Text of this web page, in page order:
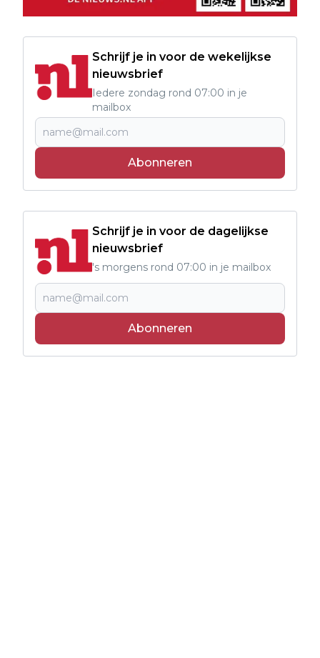
Schrijf je in voor de wekelijkse
nieuwsbrief
Iedere zondag rond 07:00 in je
mailbox
Abonneren
Schrijf je in voor de dagelijkse
nieuwsbrief
's morgens rond 07:00 in je mailbox
Abonneren